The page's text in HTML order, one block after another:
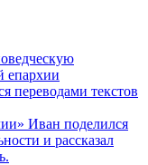
епархии
переводами текстов
Иван поделился
и рассказал